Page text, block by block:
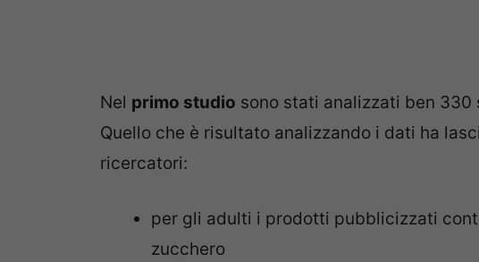
Nel primo studio sono stati analizzati ben 330
Quello che è risultato analizzando i dati ha
ricercatori:
per gli adulti i prodotti pubblicizzati
zucchero